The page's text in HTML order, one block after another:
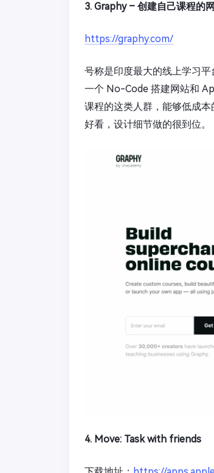
3. Graphy – 创建自己课程的
https://graphy.com/
号称是印度最大的线上学习平
一个 No-Code 搭建网站和
课程的这类人群，能够低成
好看，设计细节做的很到位。
4. Move: Task with friends